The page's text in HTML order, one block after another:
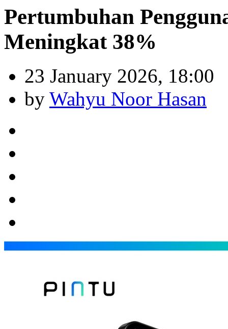
Pertumbuhan
Meningkat 38%
23 January 2026, 18:00
by Wahyu Noor Hasan